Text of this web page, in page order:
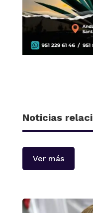
Noticias
Ver más